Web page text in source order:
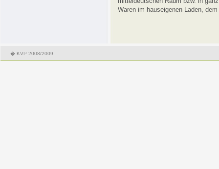
Waren im hauseigenen Laden, dem
� KVP 2008/2009